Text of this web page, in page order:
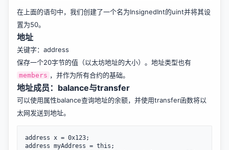
在上面的语句中，我们创建了一个名为InsignedInt的uint并将其设
置为50。
地址
关键字：address
保存一个20字节的值（以太坊地址的大小）。地址类型也有
members ，并作为所有合约的基础。
地址成员：balance与transfer
可以使用属性balance查询地址的余额，并使用transfer函数将以
太网发送到地址。
address x = 0x123;
address myAddress = this;